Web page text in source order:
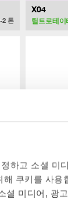
하고 소셜 미
쿠키를 사용
셜 미디어, 광
2 톤
X04
틸트로테이
7톤
X07
틸트로테이